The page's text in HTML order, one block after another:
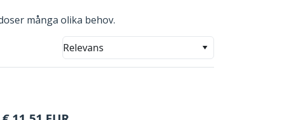
många olika behov.
Relevans